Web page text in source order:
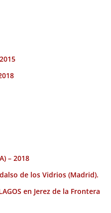
– 2018
de los Vidrios (Madrid).
en Jerez de la Frontera